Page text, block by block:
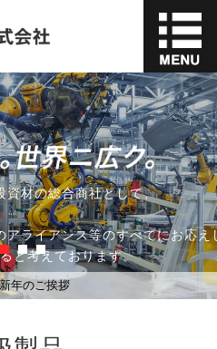
資材の総合商社として、
ライアンス等のすべてにお応え
と考えております。
年のご挨拶